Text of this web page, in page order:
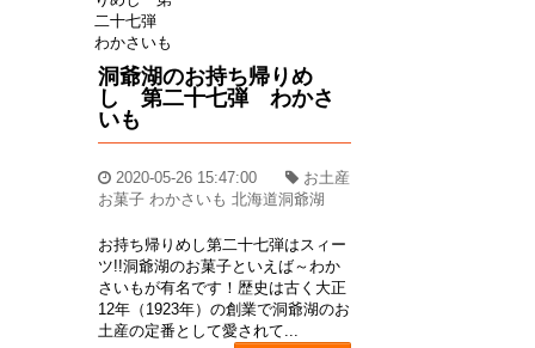
洞爺湖のお持ち帰りめ
し 第二十七弾 わかさ
いも
2020-05-26 15:47:00
お土産
お菓子 わかさいも 北海道洞爺湖
お持ち帰りめし第二十七弾はスィー
ツ!!洞爺湖のお菓子といえば～わか
さいもが有名です！歴史は古く大正
12年（1923年）の創業で洞爺湖のお
土産の定番として愛されて...